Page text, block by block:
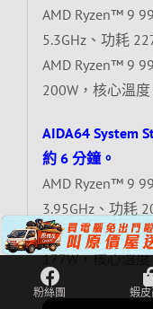
AMD Ryzen™ 9
5.3GHz、功耗
AMD Ryzen™ 9
200W，核心溫度
AIDA64 System
約 6 分鐘。
AMD Ryzen™ 9
3.95GHz、功耗
AMD Ryzen™ 9
177W，核心溫